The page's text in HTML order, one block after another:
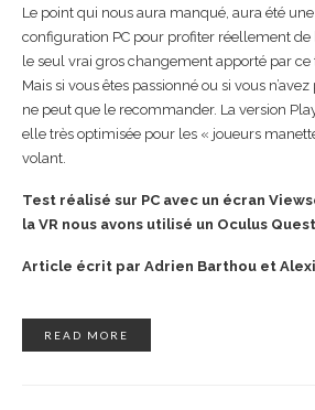
Le point qui nous aura manqué, aura été
configuration PC pour profiter réellement de
le seul vrai gros changement apporté par ce
Mais si vous êtes passionné ou si vous
ne peut que le recommander. La version
elle très optimisée pour les « joueurs
volant.
Test réalisé sur PC avec un écran
la VR nous avons utilisé un Oculus
Article écrit par Adrien Barthou et
READ MORE